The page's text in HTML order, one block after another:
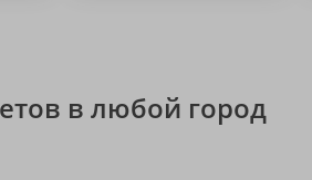
в любой город